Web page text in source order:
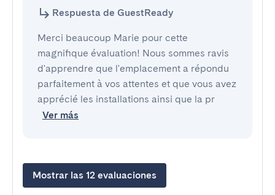
Respuesta de GuestReady
Merci beaucoup Marie pour cette
magnifique évaluation! Nous sommes ravis
d'apprendre que l'emplacement a répondu
parfaitement à vos attentes et que vous avez
apprécié les installations ainsi que la pr
Ver más
Mostrar las 12 evaluaciones